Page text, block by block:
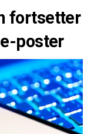
fortsetter
poster